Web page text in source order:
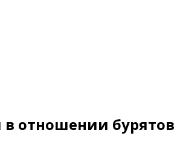
отношении